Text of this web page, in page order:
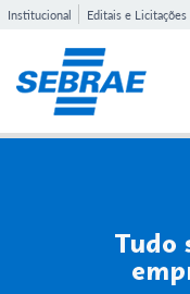
Institucional Editais e Licitações